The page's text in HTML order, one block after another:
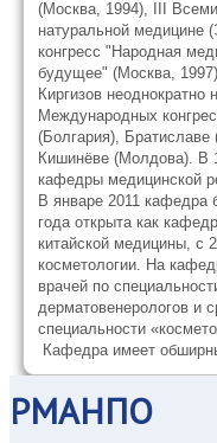
(Москва, 1994), III
натуральной
конгресс "Народная
будущее" (Москва,
Киргизов
Международных
(Болгария),
Кишинёве (Молдова). В
кафедры медицинской
В январе 2011 кафедра
года открыта как
китайской медицины, с
косметологии. На
врачей по
дерматовенерологов и
специальности
Кафедра имеет
сотрудничает с
Германией в области
семинары и мастер-
РМАНПО